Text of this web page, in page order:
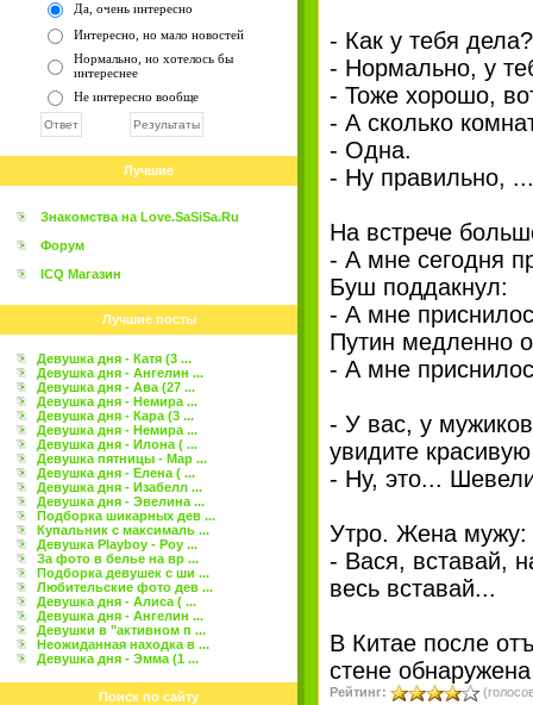
Да, очень интересно
Интересно, но мало новостей
Нормально, но хотелось бы
интереснее
Не интересно вообще
Лучшие
Знакомства на Love.SaSiSa.Ru
Форум
ICQ Магазин
Лучшие посты
Девушка дня - Катя (3 ...
Девушка дня - Ангелин ...
Девушка дня - Ава (27 ...
Девушка дня - Немира ...
Девушка дня - Кара (3 ...
Девушка дня - Немира ...
Девушка дня - Илона ( ...
Девушка пятницы - Мар ...
Девушка дня - Елена ( ...
Девушка дня - Изабелл ...
Девушка дня - Эвелина ...
Подборка шикарных дев ...
Купальник с максималь ...
Девушка Playboy - Роу ...
За фото в белье на вр ...
Подборка девушек с ши ...
Любительские фото дев ...
Девушка дня - Алиса ( ...
Девушка дня - Ангелин ...
Девушки в "активном п ...
Неожиданная находка в ...
Девушка дня - Эмма (1 ...
Поиск по сайту
- Как у тебя дела?
- Нормально, у
- Тоже хорошо,
- А сколько
- Одна.
- Ну правильно,
На встрече
- А мне сегодня
Буш поддакнул:
- А мне
Путин медленно
- А мне
- У вас, у
увидите
- Ну, это...
Утро. Жена мужу:
- Вася, вставай,
весь вставай...
В Китае после
стене
Рейтинг: